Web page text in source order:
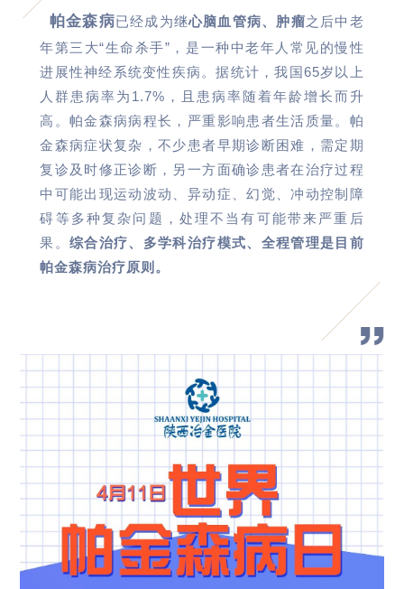
帕金森病已经成为继心脑血管病、肿瘤之后中老
年第三大“生命杀手”，是一种中老年人常见的慢性
进展性神经系统变性疾病。据统计，我国65岁以上
人群患病率为1.7%，且患病率随着年龄增长而升
高。帕金森病病程长，严重影响患者生活质量。帕
金森病症状复杂，不少患者早期诊断困难，需定期
复诊及时修正诊断，另一方面确诊患者在治疗过程
中可能出现运动波动、异动症、幻觉、冲动控制障
碍等多种复杂问题，处理不当有可能带来严重后
果。综合治疗、多学科治疗模式、全程管理是目前
帕金森病治疗原则。